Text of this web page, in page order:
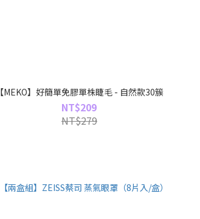
【MEKO】好簡單免膠單株睫毛 - 自然款30簇
NT$209
NT$279